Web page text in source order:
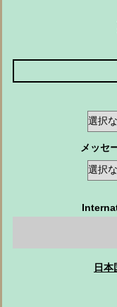
メッセ
日